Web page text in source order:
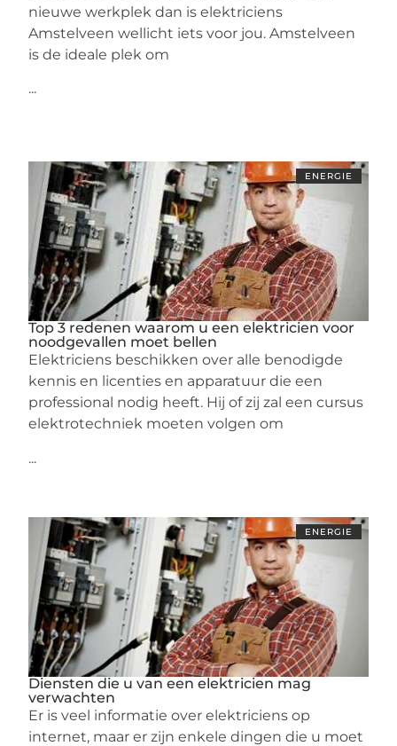
nieuwe werkplek dan is elektriciens
Amstelveen wellicht iets voor jou. Amstelveen
is de ideale plek om
...
ENERGIE
Top 3 redenen waarom u een elektricien voor
noodgevallen moet bellen
Elektriciens beschikken over alle benodigde
kennis en licenties en apparatuur die een
professional nodig heeft. Hij of zij zal een cursus
elektrotechniek moeten volgen om
...
ENERGIE
Diensten die u van een elektricien mag
verwachten
Er is veel informatie over elektriciens op
internet, maar er zijn enkele dingen die u moet